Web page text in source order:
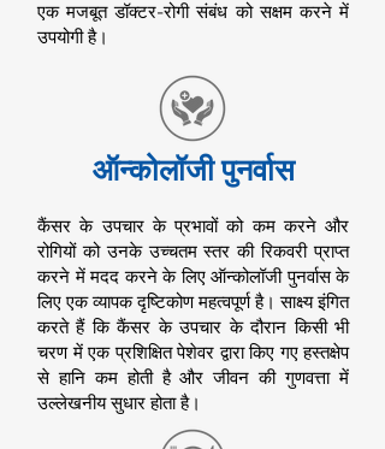
एक मजबूत डॉक्टर-रोगी संबंध को सक्षम करने में
उपयोगी है।
ऑन्कोलॉजी पुनर्वास
कैंसर के उपचार के प्रभावों को कम करने और
रोगियों को उनके उच्चतम स्तर की रिकवरी प्राप्त
करने में मदद करने के लिए ऑन्कोलॉजी पुनर्वास के
लिए एक व्यापक दृष्टिकोण महत्वपूर्ण है। साक्ष्य इंगित
करते हैं कि कैंसर के उपचार के दौरान किसी भी
चरण में एक प्रशिक्षित पेशेवर द्वारा किए गए हस्तक्षेप
से हानि कम होती है और जीवन की गुणवत्ता में
उल्लेखनीय सुधार होता है।